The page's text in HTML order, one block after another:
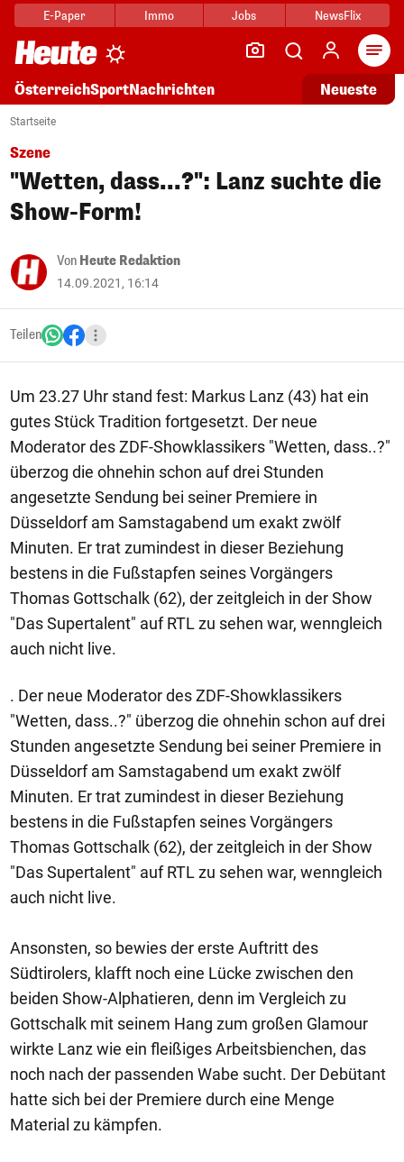
E-Paper Immo Jobs NewsFlix
ÖsterreichSportNachrichten Neueste
Startseite
Szene
"Wetten, dass...?": Lanz suchte die
Show-Form!
Von Heute Redaktion
14.09.2021, 16:14
Teilen
Um 23.27 Uhr stand fest: Markus Lanz (43) hat ein
gutes Stück Tradition fortgesetzt. Der neue
Moderator des ZDF-Showklassikers "Wetten, dass..?"
überzog die ohnehin schon auf drei Stunden
angesetzte Sendung bei seiner Premiere in
Düsseldorf am Samstagabend um exakt zwölf
Minuten. Er trat zumindest in dieser Beziehung
bestens in die Fußstapfen seines Vorgängers
Thomas Gottschalk (62), der zeitgleich in der Show
"Das Supertalent" auf RTL zu sehen war, wenngleich
auch nicht live.
. Der neue Moderator des ZDF-Showklassikers
"Wetten, dass..?" überzog die ohnehin schon auf drei
Stunden angesetzte Sendung bei seiner Premiere in
Düsseldorf am Samstagabend um exakt zwölf
Minuten. Er trat zumindest in dieser Beziehung
bestens in die Fußstapfen seines Vorgängers
Thomas Gottschalk (62), der zeitgleich in der Show
"Das Supertalent" auf RTL zu sehen war, wenngleich
auch nicht live.
Ansonsten, so bewies der erste Auftritt des
Südtirolers, klafft noch eine Lücke zwischen den
beiden Show-Alphatieren, denn im Vergleich zu
Gottschalk mit seinem Hang zum großen Glamour
wirkte Lanz wie ein fleißiges Arbeitsbienchen, das
noch nach der passenden Wabe sucht. Der Debütant
hatte sich bei der Premiere durch eine Menge
Material zu kämpfen.